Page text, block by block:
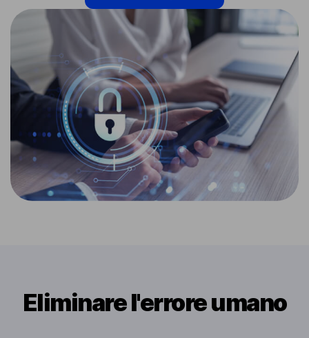
Eliminare l'errore umano